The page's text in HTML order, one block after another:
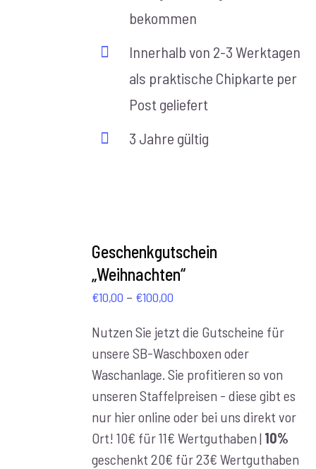
bekommen
Innerhalb von 2-3 Werktagen
als praktische Chipkarte per
Post geliefert
3 Jahre gültig
Geschenkgutschein
„Weihnachten“
€10,00 – €100,00
bis
€100,00
Nutzen Sie jetzt die Gutscheine für
unsere SB-Waschboxen oder
Waschanlage. Sie profitieren so von
unseren Staffelpreisen - diese gibt es
nur hier online oder bei uns direkt vor
Ort! 10€ für 11€ Wertguthaben | 10%
geschenkt 20€ für 23€ Wertguthaben